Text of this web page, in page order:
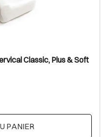
Classic, Plus & Soft
PANIER